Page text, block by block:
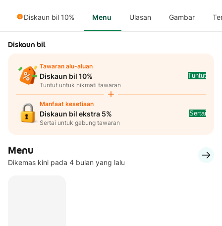
Diskaun bil 10% Menu Ulasan Gambar
Diskaun bil
Tawaran alu-aluan
Diskaun bil 10%
Tuntut untuk nikmati tawaran
Tuntut
Manfaat kesetiaan
Diskaun bil ekstra 5%
Sertai untuk gabung tawaran
Sertai
Menu
Dikemas kini pada 4 bulan yang lalu